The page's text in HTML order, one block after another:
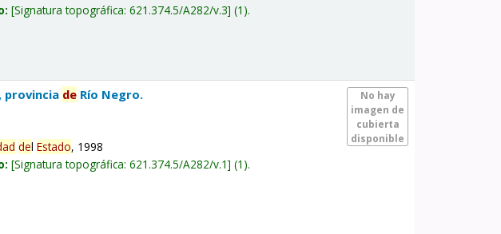
Signatura topográfica:621.374.5/A282/v.3 (1).
No hay
imagen de
cubierta
disponible
provincia de Río Negro.
delEstado, 1998
Signatura topográfica:621.374.5/A282/v.1 (1).